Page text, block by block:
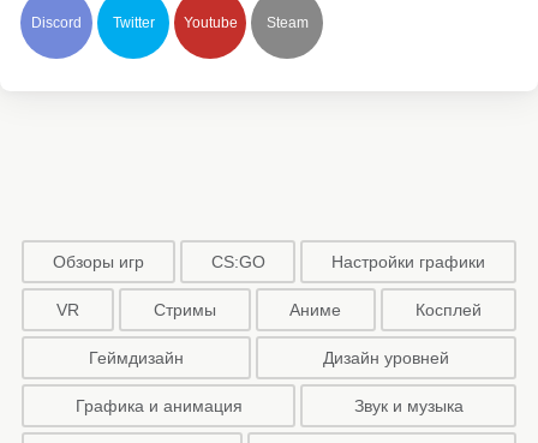
Discord Twitter Youtube Steam
Обзоры игр CS:GO Настройки графики
VR Стримы Аниме Косплей
Геймдизайн Дизайн уровней
Графика и анимация Звук и музыка